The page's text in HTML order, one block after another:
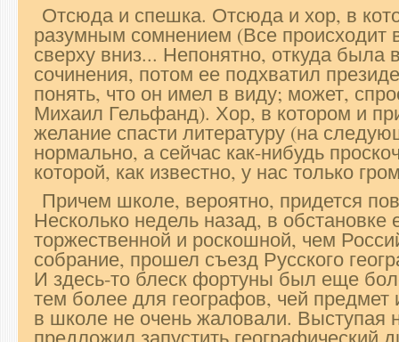
Отсюда и спешка. Отсюда и хор, в
разумным сомнением (Все происходит
сверху вниз... Непонятно, откуда была
сочинения, потом ее подхватил
понять, что он имел в виду; может,
Михаил Гельфанд). Хор, в котором и
желание спасти литературу (на
нормально, а сейчас как-нибудь
которой, как известно, у нас только
Причем школе, вероятно, придется
Несколько недель назад, в
торжественной и роскошной, чем
собрание, прошел съезд Русского
И здесь-то блеск фортуны был еще
тем более для географов, чей предмет
в школе не очень жаловали. Выступая
предложил запустить географический